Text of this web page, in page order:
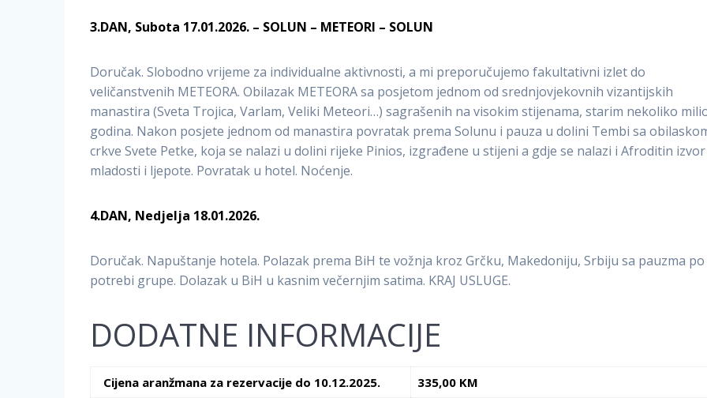
3.DAN, Subota 17.01.2026. – SOLUN – METEORI – SOLUN
Doručak. Slobodno vrijeme za individualne aktivnosti, a mi preporučujemo fakultativni izlet do
veličanstvenih METEORA. Obilazak METEORA sa posjetom jednom od srednjovjekovnih vizantijskih
manastira (Sveta Trojica, Varlam, Veliki Meteori…) sagrašenih na visokim stijenama, starim nekoliko
godina. Nakon posjete jednom od manastira povratak prema Solunu i pauza u dolini Tembi sa
crkve Svete Petke, koja se nalazi u dolini rijeke Pinios, izgrađene u stijeni a gdje se nalazi i Afroditin izvor
mladosti i ljepote. Povratak u hotel. Noćenje.
4.DAN, Nedjelja 18.01.2026.
Doručak. Napuštanje hotela. Polazak prema BiH te vožnja kroz Grčku, Makedoniju, Srbiju sa pauzma po
potrebi grupe. Dolazak u BiH u kasnim večernjim satima. KRAJ USLUGE.
DODATNE INFORMACIJE
Cijena aranžmana za rezervacije do 10.12.2025.
335,00 KM